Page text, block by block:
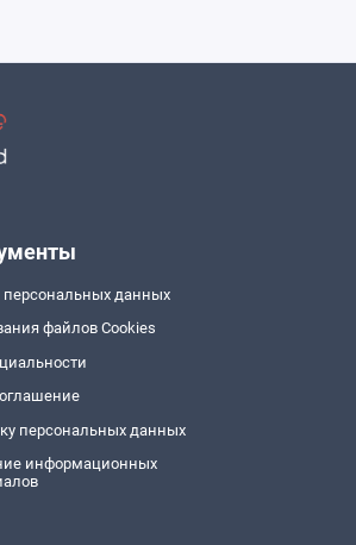
персональных данных
файлов Cookies
персональных данных
информационных